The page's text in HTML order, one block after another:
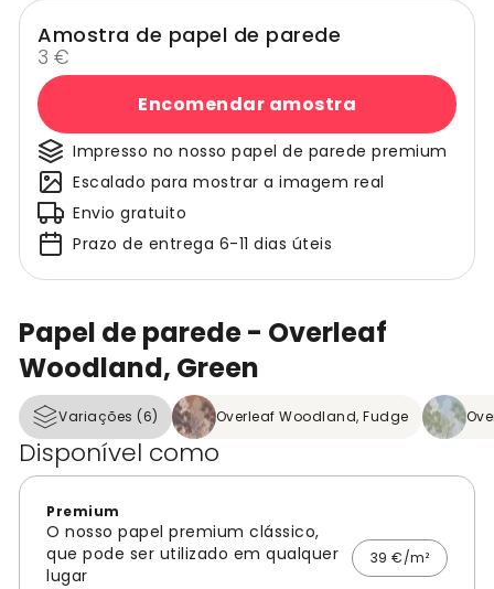
Papel de parede - Overleaf
Woodland, Green
Variações (6) Overleaf Woodland, Fudge
Disponível como
Premium
O nosso papel premium clássico,
que pode ser utilizado em qualquer
lugar
39 €/m²
Amostra de papel de parede
3 €
Encomendar amostra
Impresso no nosso papel de parede premium
Escalado para mostrar a imagem real
Envio gratuito
Prazo de entrega 6-11 dias úteis